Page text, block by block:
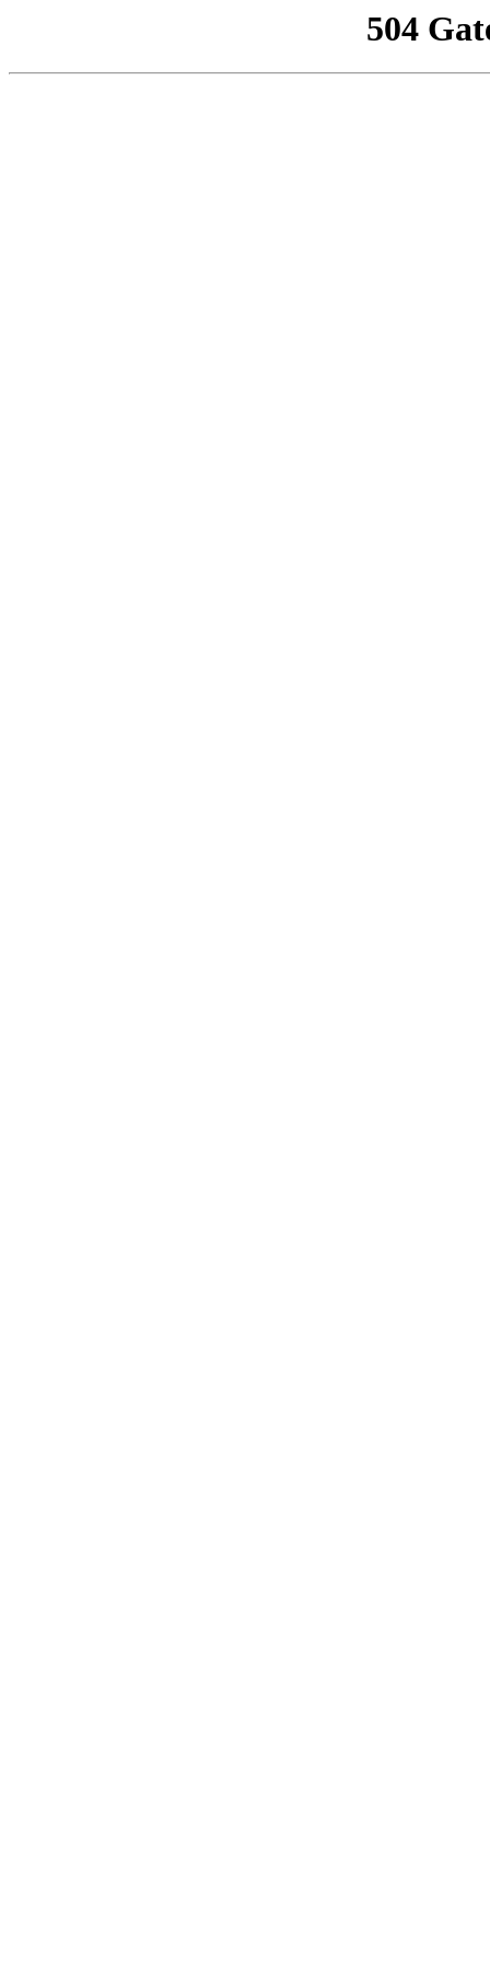
504